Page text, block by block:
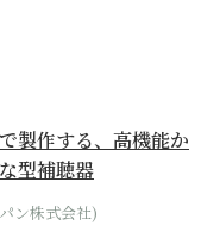
製作する、高機能か
型補聴器
ン株式会社)